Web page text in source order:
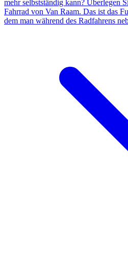
mehr selbstständig kann? Überlegen
Fahrrad von Van Raam. Das ist das
dem man während des Radfahrens